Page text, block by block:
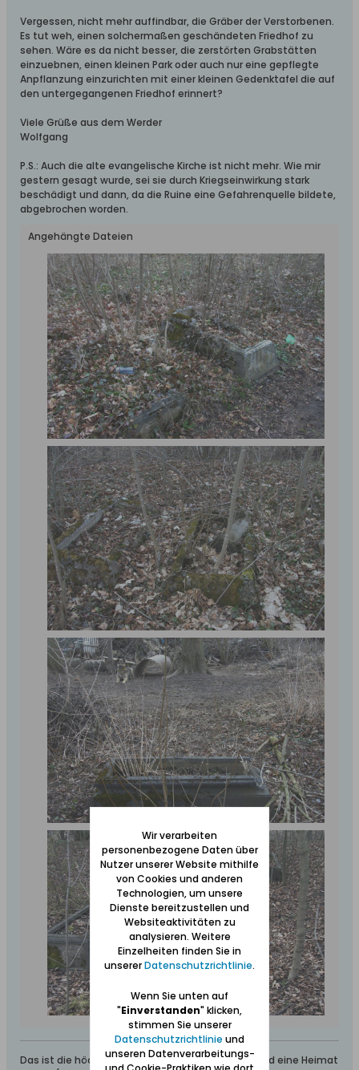
Vergessen, nicht mehr auffindbar, die Gräber der Verstorbenen.
Es tut weh, einen solchermaßen geschändeten Friedhof zu
sehen. Wäre es da nicht besser, die zerstörten Grabstätten
einzuebnen, einen kleinen Park oder auch nur eine gepflegte
Anpflanzung einzurichten mit einer kleinen Gedenktafel die auf
den untergegangenen Friedhof erinnert?
Viele Grüße aus dem Werder
Wolfgang
P.S.: Auch die alte evangelische Kirche ist nicht mehr. Wie mir
gestern gesagt wurde, sei sie durch Kriegseinwirkung stark
beschädigt und dann, da die Ruine eine Gefahrenquelle bildete,
abgebrochen worden.
Angehängte Dateien
Das ist die höchste aller Gaben: Geborgen sein und eine Heimat
Wir verarbeiten
personenbezogene Daten über
Nutzer unserer Website mithilfe
von Cookies und anderen
Technologien, um unsere
Dienste bereitzustellen und
Websiteaktivitäten zu
analysieren. Weitere
Einzelheiten finden Sie in
unsererDatenschutzrichtlinie.
Wenn Sie unten auf
"Einverstanden" klicken,
stimmen Sie unserer
Datenschutzrichtlinie und
unseren Datenverarbeitungs-